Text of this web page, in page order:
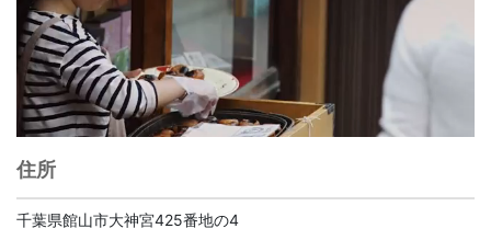
住所
千葉県館山市大神宮425番地の4